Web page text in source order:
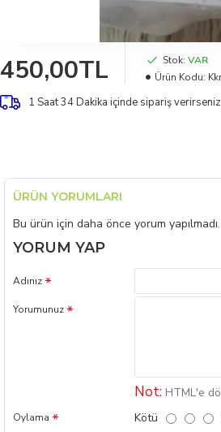
450,00TL Stok: VAR
Ürün Kodu:
1 Saat 34 Dakika içinde sipariş
ÜRÜN YORUMLARI
Bu ürün için daha önce yorum yapılmadı.
YORUM YAP
Adınız
Yorumunuz
Not: HTML'e
Oylama Kötü